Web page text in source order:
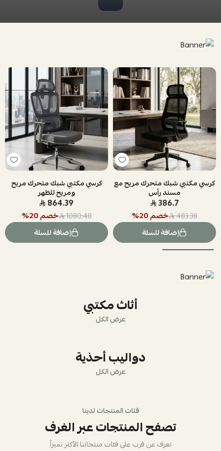
كرسي مكتبي شبك متحرك مريح مع
مسند رأس
386.7
483.38 خصم20
%
إضافة للسلة
كرسي مكتبي شبك متحرك مريح
ومريح للظهر
864.39
1080.48 خصم20
%
إضافة للسلة
أثاث مكتبي
عرض الكل
دواليب أحذية
عرض الكل
فئات المنتجات لدينا
تصفح المنتجات عبر الغرف
تعرف عن قرب على فئات منتجاتنا الأكثر تميزاً